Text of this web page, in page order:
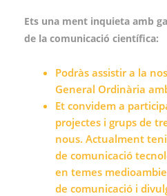
Ets una ment inquieta amb
de la comunicació científica:
Podràs assistir a la
General Ordinària
Et convidem a
projectes i grups de
nous. Actualment
de comunicació
en temes
de comunicació i